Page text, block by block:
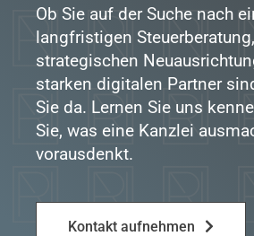
Ob Sie auf der Suche nach
langfristigen
strategischen
starken digitalen Partner
Sie da. Lernen Sie uns
Sie, was eine Kanzlei
vorausdenkt.
Kontakt aufnehmen